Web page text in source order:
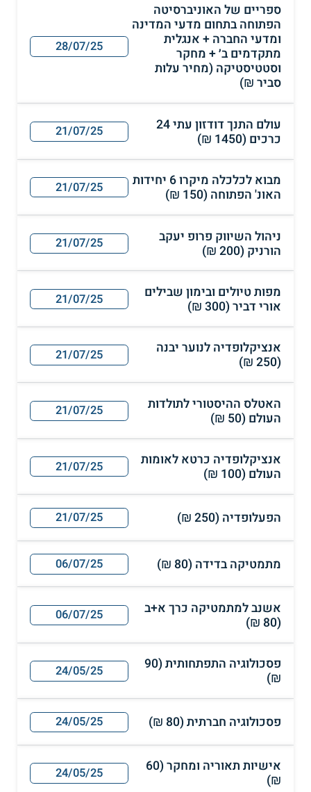
ספריים של האוניברסיטה
הפתוחה בתחום מדעי המדינה
ומדעי החברה + אנגלית
מתקדמים ב׳ + מחקר
וסטטיסטיקה (מחיר עלות
סביר ₪)
28/07/25
עולם התנך דודזון עתי 24
כרכים (1450 ₪)
21/07/25
מבוא לכלכלה מיקרו 6 יחידות
האונ' הפתוחה (150 ₪)
21/07/25
ניהול השיווק פרופ יעקב
הורניק (200 ₪)
21/07/25
מפות טיולים ובימון שבילים
אורי דביר (300 ₪)
21/07/25
אנציקלופדיה לנוער יבנה
(250 ₪)
21/07/25
האטלס ההיסטורי לתולדות
העולם (50 ₪)
21/07/25
אנציקלופדיה כרטא לאומות
העולם (100 ₪)
21/07/25
הפעלופדיה (250 ₪) 21/07/25
מתמטיקה בדידה (80 ₪) 06/07/25
אשנב למתמטיקה כרך א+ב
(80 ₪)
06/07/25
פסכולוגיה התפתחותית (90
₪)
24/05/25
פסכולוגיה חברתית (80 ₪) 24/05/25
אישיות תאוריה ומחקר (60
₪)
24/05/25